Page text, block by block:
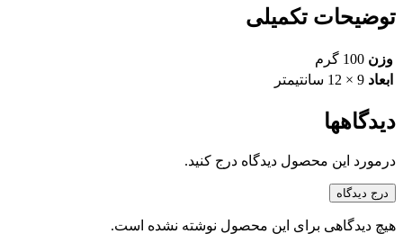
توضیحات تکمیلی
وزن 100 گرم
ابعاد 9 × 12 سانتیمتر
دیدگاهها
درمورد این محصول دیدگاه درج کنید.
درج دیدگاه
هیچ دیدگاهی برای این محصول نوشته نشده است.